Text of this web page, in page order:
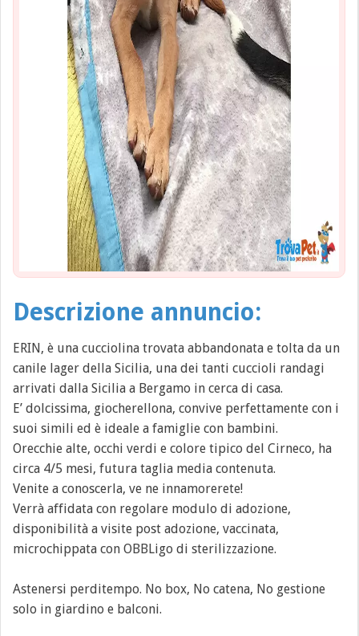
Descrizione annuncio:
ERIN, è una cucciolina trovata abbandonata e tolta da un
canile lager della Sicilia, una dei tanti cuccioli randagi
arrivati dalla Sicilia a Bergamo in cerca di casa.
E’ dolcissima, giocherellona, convive perfettamente con i
suoi simili ed è ideale a famiglie con bambini.
Orecchie alte, occhi verdi e colore tipico del Cirneco, ha
circa 4/5 mesi, futura taglia media contenuta.
Venite a conoscerla, ve ne innamorerete!
Verrà affidata con regolare modulo di adozione,
disponibilità a visite post adozione, vaccinata,
microchippata con OBBLigo di sterilizzazione.
Astenersi perditempo. No box, No catena, No gestione
solo in giardino e balconi.